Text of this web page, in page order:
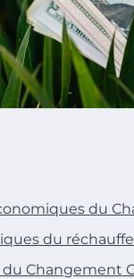
du
du
Changement